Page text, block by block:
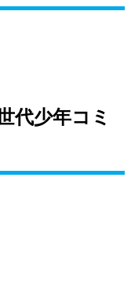
代少年コミ